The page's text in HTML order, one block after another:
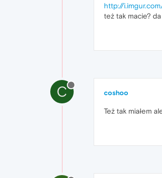
http://
też tak macie?
C coshoo
Też tak miałem